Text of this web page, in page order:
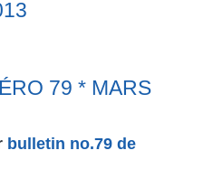
79 * MARS
bulletin no.79 de